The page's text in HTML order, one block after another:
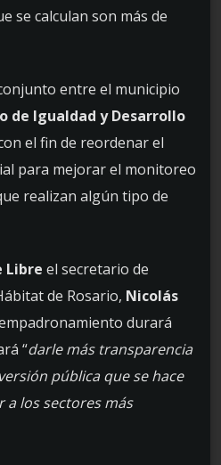
se calculan son más de
entre el municipio
de Igualdad y Desarrollo
el fin de reordenar el
para mejorar el monitoreo
realizan algún tipo de
Libre el secretario de
de Rosario, Nicolás
durará
“darle más transparencia
pública que se hace
a los sectores más